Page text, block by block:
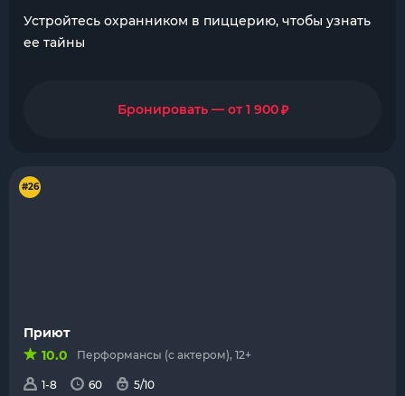
Устройтесь охранником в пиццерию, чтобы узнать
ее тайны
Бронировать — от 1 900₽
#26
Приют
10.0
Перформансы (с актером), 12+
1-8 60
5/10